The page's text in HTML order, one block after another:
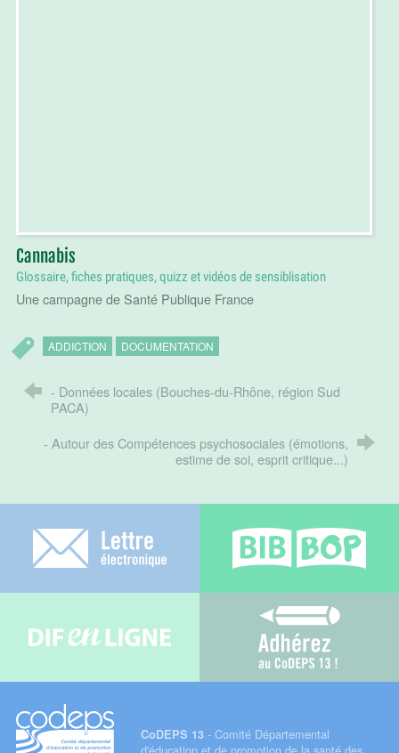
Cannabis
Glossaire, fiches pratiques, quizz et vidéos de sensiblisation
Une campagne de Santé Publique France
ADDICTION DOCUMENTATION
- Données locales (Bouches-du-Rhône, région Sud
PACA)
- Autour des Compétences psychosociales (émotions,
estime de soi, esprit critique...)
Adhérez au
CoDEPS 13- Comité Départemental